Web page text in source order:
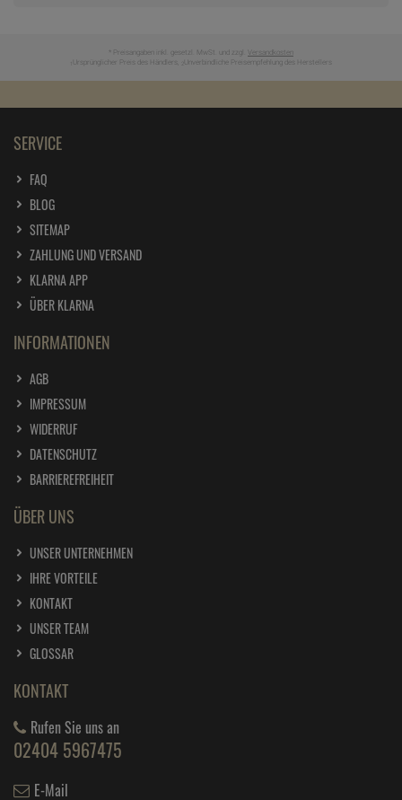
* Preisangaben inkl. gesetzl. MwSt. und zzgl. Versandkosten
Ursprünglicher Preis des Händlers, Unverbindliche Preisempfehlung des Herstellers
SERVICE
FAQ
BLOG
SITEMAP
ZAHLUNG UND VERSAND
KLARNA APP
ÜBER KLARNA
INFORMATIONEN
AGB
IMPRESSUM
WIDERRUF
DATENSCHUTZ
BARRIEREFREIHEIT
ÜBER UNS
UNSER UNTERNEHMEN
IHRE VORTEILE
KONTAKT
UNSER TEAM
GLOSSAR
KONTAKT
Rufen Sie uns an
02404 5967475
E-Mail